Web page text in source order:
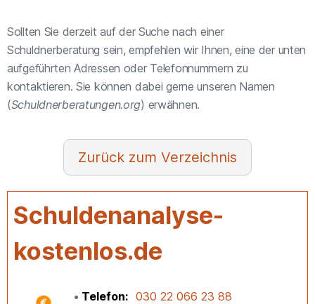
Sollten Sie derzeit auf der Suche nach einer
Schuldnerberatung sein, empfehlen wir Ihnen, eine der unten
aufgeführten Adressen oder Telefonnummern zu
kontaktieren. Sie können dabei gerne unseren Namen
(Schuldnerberatungen.org) erwähnen.
Verzeichnis
Schuldenanalyse-
kostenlos.de
Telefon
030 22 066 23 88